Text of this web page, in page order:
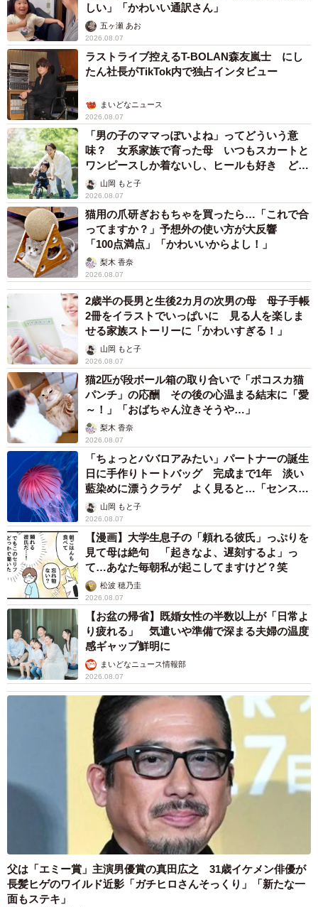
しい」「かわいい通訳さん」
五ヶ瀬 あお
2026.08.07
ラストライブ控えるT-BOLAN森友嵐士 にし
たん社長がTikTok内で独占インタビュー
まいどなニュース
2026.08.07
「男の子のママっぽいよね」ってどういう意
味？ 女系家族で育った母 いつもスカートと
ワンピースしか着ないし、ヒールも好き どの
へんが…
山岡 もと子
2026.08.07
猫用の爪研ぎおもちゃを買ったら…「これで合
ってますか？」予想外の使い方が大反響
「100点満点」「かわいいからよし！」
梨木 香奈
2026.08.07
2歳半の長男と生後2カ月の次男の母 母子手帳
2冊をイラストでいっぱいに 見る人を楽しま
せる家族ストーリーに「かわいすぎる！」
山岡 もと子
2026.08.07
猫2匹が段ボール箱の取り合いで「ポコスカ猫
パンチ」の応酬 その後の心温まる結末に「愛
～！」「おばちゃん泣きそうや…」
梨木 香奈
2026.08.07
「ちょっとババロアみたい」パートナーの誕生
日に手作りトートバッグ 完成まで1年 淡い
藍染めに漂うクラゲ よく見ると…「センスす
ごい」山岡 もと子
2026.08.07
【漫画】大学生息子の「頼れる彼氏」っぷりを
見て母は絶句 「起きなよ、遅刻するよ」っ
て…あなた毎朝私が起こしてますけど？笑
松波 穂乃圭
2026.08.07
【お盆の帰省】既婚女性の半数以上が「日常よ
り疲れる」 気遣いや準備で深まる夫婦の温度
感ギャップ鮮明に
まいどなニュース情報部
2026.08.07
父は「エミー賞」主演男優賞の真田広之 31歳イケメン俳優が
長髪ヒゲのワイルド近影「ガチヒロさんそっくり」「新たな一
面もステキ」